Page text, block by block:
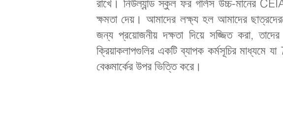
রাখে। নিউল্যান্ড স্কুল ফর গার্লস উচ্চ-মানের
ক্ষমতা দেয়। আমাদের লক্ষ্য হল আমাদের
জন্য প্রয়োজনীয় দক্ষতা দিয়ে সজ্জিত করা,
ক্রিয়াকলাপগুলির একটি ব্যাপক কর্মসূচির মাধ্যমে
বেঞ্চমার্কের উপর ভিত্তি করে।